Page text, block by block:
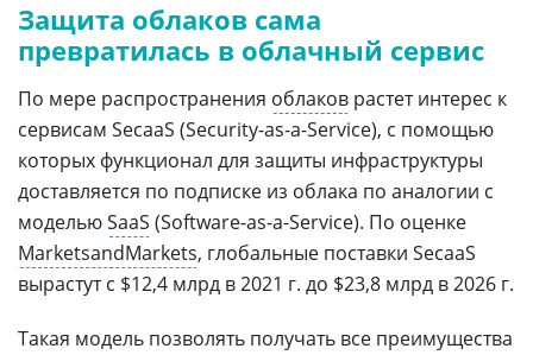
Защита облаков сама
превратилась в облачный сервис
По мере распространения облаков растет интерес к
сервисам SecaaS (Security-as-a-Service), с помощью
которых функционал для защиты инфраструктуры
доставляется по подписке из облака по аналогии с
модельюSaaS (Software-as-a-Service). По оценке
MarketsandMarkets, глобальные поставки SecaaS
вырастут с $12,4 млрд в 2021 г. до $23,8 млрд в 2026 г.
Такая модель позволять получать все преимущества